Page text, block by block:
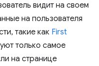
видит на своем
на пользователя
такие как First
только самое
на странице